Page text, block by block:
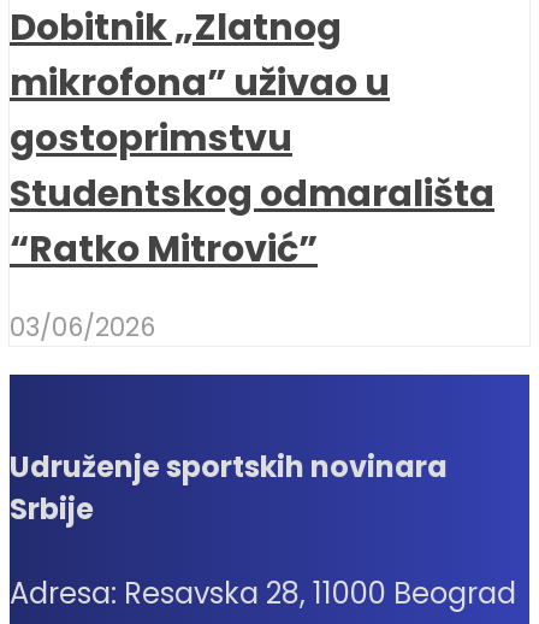
Dobitnik „Zlatnog
mikrofona” uživao u
gostoprimstvu
Studentskog odmarališta
“Ratko Mitrović”
03/06/2026
Udruženje sportskih novinara
Srbije
Adresa: Resavska 28, 11000 Beograd